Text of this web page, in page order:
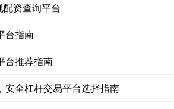
资查询平台
台指南
台推荐指南
安全杠杆交易平台选择指南